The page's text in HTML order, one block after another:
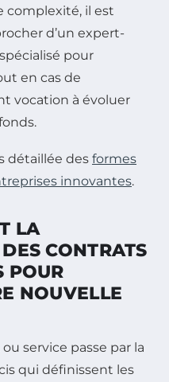
complexité, il est
d’un expert-
pour
en cas de
vocation à évoluer
détaillée des formes
innovantes.
LA
CONTRATS
POUR
NOUVELLE
service passe par la
qui définissent les